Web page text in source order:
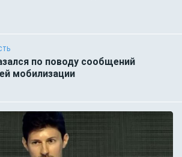
по поводу сообщений
мобилизации